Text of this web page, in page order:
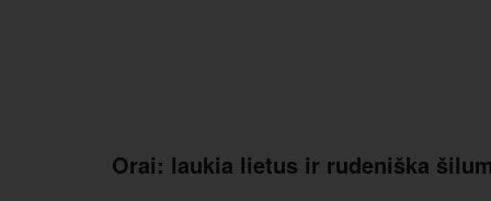
Orai: laukia lietus ir rudeniška